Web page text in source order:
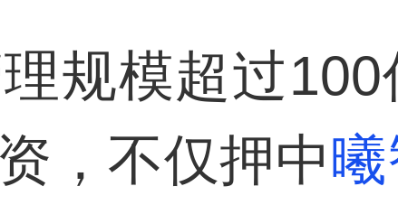
规模超过100
，不仅押中